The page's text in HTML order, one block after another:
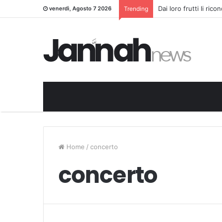
venerdì, Agosto 7 2026 Trending Dai loro frutti li
Home / concerto
concerto